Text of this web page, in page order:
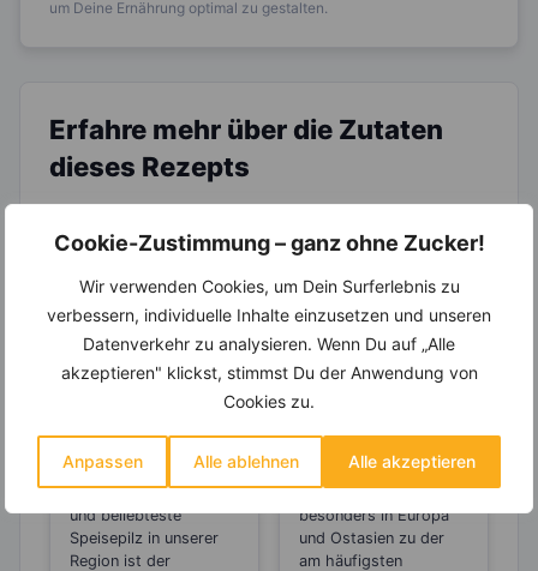
Cookie-Zustimmung – ganz ohne Zucker!
Wir verwenden Cookies, um Dein Surferlebnis zu
verbessern, individuelle Inhalte einzusetzen und unseren
Datenverkehr zu analysieren. Wenn Du auf „Alle
akzeptieren" klickst, stimmst Du der Anwendung von
Cookies zu.
Anpassen Alle ablehnen Alle akzeptieren
um Deine Ernährung optimal zu gestalten.
Erfahre mehr über die Zutaten
dieses Rezepts
Bremsen
Champignons
den
Alterungsprozes
s aus?
Der wohl bekannteste
und beliebteste
Speisepilz in unserer
Region ist der
Die besten
Zubereitungsarte
n für
Schweinefleisch
Schweinefleisch gilt
besonders in Europa
und Ostasien zu der
am häufigsten